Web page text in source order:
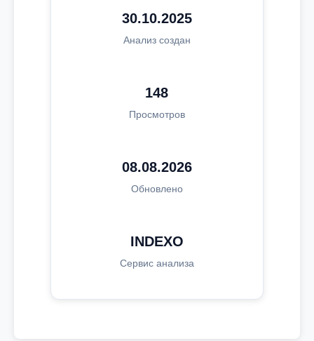
30.10.2025
Анализ создан
148
Просмотров
08.08.2026
Обновлено
INDEXO
Сервис анализа